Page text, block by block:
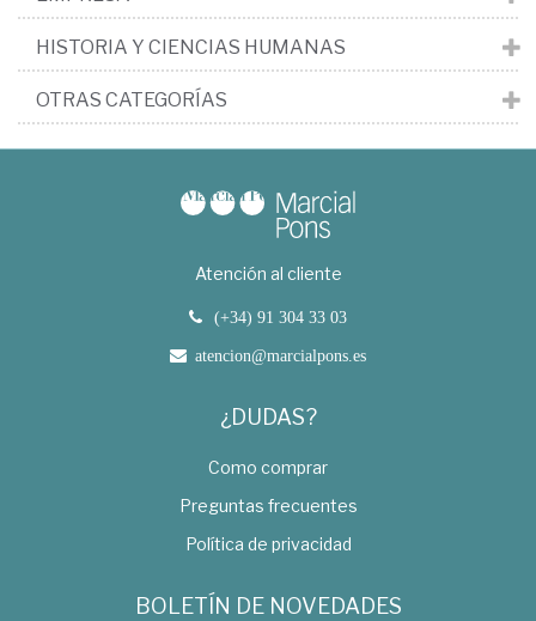
HISTORIA Y CIENCIAS HUMANAS
OTRAS CATEGORÍAS
Atención al cliente
(+34) 91 304 33 03
atencion@marcialpons.es
¿DUDAS?
Como comprar
Preguntas frecuentes
Política de privacidad
BOLETÍN DE NOVEDADES